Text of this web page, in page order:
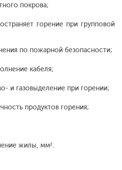
покрова;
горение при групповой
по пожарной безопасности;
кабеля;
и газовыделение при горении;
продуктов горения;
жилы, мм².